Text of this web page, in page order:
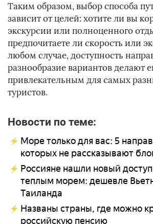
Таким образом, выбор способа
зависит от целей: хотите ли вы
экскурсии или полноценного
предпочитаете ли скорость или
любом случае, доступность
разнообразие вариантов делают
привлекательным для самых
туристов.
Новости по теме:
Море только для вас: 5
которых не рассказывают
Россияне нашли новый
теплым морем: дешевле
Таиланда
Названы страны, где можно
российскую пенсию